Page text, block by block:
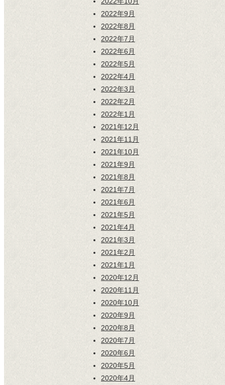
2022年9月
2022年8月
2022年7月
2022年6月
2022年5月
2022年4月
2022年3月
2022年2月
2022年1月
2021年12月
2021年11月
2021年10月
2021年9月
2021年8月
2021年7月
2021年6月
2021年5月
2021年4月
2021年3月
2021年2月
2021年1月
2020年12月
2020年11月
2020年10月
2020年9月
2020年8月
2020年7月
2020年6月
2020年5月
2020年4月